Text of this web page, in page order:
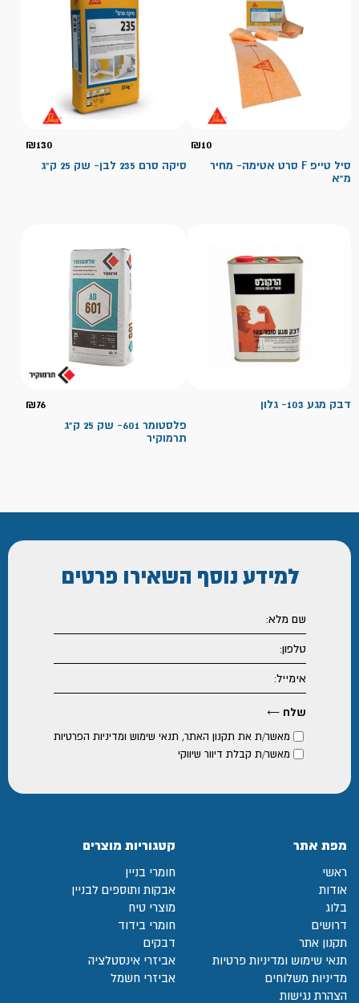
₪10
סיל טייפ F סרט אטימה- מחיר
מ"א
₪130
סיקה סרם 235 לבן- שק 25 ק"ג
דבק מגע 103- גלון ₪76
פלסטומר 601- שק 25 ק"ג
תרמוקיר
למידע נוסף השאירו פרטים
מאשר/ת את תקנון האתר, תנאי שימוש ומדיניות הפרטיות
מאשר/ת קבלת דיוור שיווקי
מפת אתר
ראשי
אודות
בלוג
דרושים
תקנון אתר
תנאי שימוש ומדיניות פרטיות
מדיניות משלוחים
הצהרת נגישות
קטגוריות מוצרים
חומרי בניין
אבקות ותוספים לבניין
מוצרי טיח
חומרי בידוד
דבקים
אביזרי אינסטלציה
אביזרי חשמל